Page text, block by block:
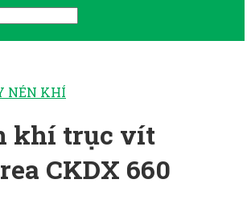
NÉN KHÍ
khí trục vít
CKDX 660